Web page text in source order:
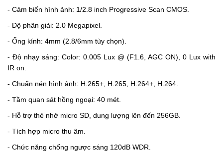
- Cảm biến hình ảnh: 1/2.8 inch Progressive Scan CMOS.
- Độ phân giải: 2.0 Megapixel.
- Ống kính: 4mm (2.8/6mm tùy chọn).
- Độ nhạy sáng: Color: 0.005 Lux @ (F1.6, AGC ON), 0 Lux with
IR on.
- Chuẩn nén hình ảnh: H.265+, H.265, H.264+, H.264.
- Tầm quan sát hồng ngoại: 40 mét.
- Hỗ trợ thẻ nhớ micro SD, dung lượng lên đến 256GB.
- Tích hợp micro thu âm.
- Chức năng chống ngược sáng 120dB WDR.